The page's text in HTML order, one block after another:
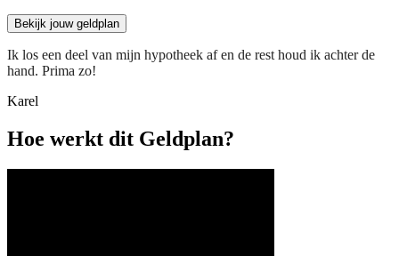
Bekijk jouw geldplan
Ik los een deel van mijn hypotheek af en de rest houd ik achter de
hand. Prima zo!
Karel
Hoe werkt dit Geldplan?